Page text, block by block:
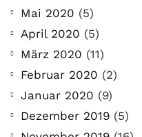
Mai 2020 (5)
April 2020 (5)
März 2020 (11)
Februar 2020 (2)
Januar 2020 (9)
Dezember 2019 (5)